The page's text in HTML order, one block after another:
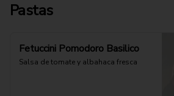
Pastas
Fetuccini Pomodoro Basilico
Salsa de tomate y albahaca fresca